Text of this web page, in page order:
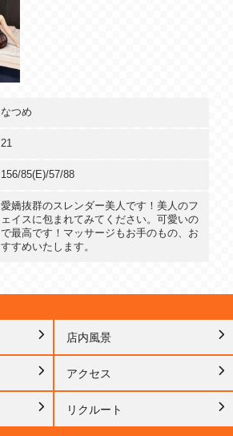
なつめ
21
156/85(E)/57/88
愛嬌抜群のスレンダー美人です！美人のフ
ェイスに包まれてみてください。可愛いの
で最高です！マッサージもお手のもの、お
すすめいたします。
店内風景
アクセス
リクルート